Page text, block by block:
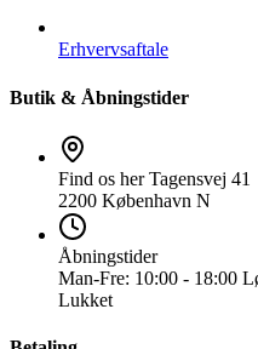
Erhvervsaftale
Butik & Åbningstider
Find os her Tagensvej 41
2200 København N
Åbningstider
Man-Fre: 10:00 - 18:00
Lukket